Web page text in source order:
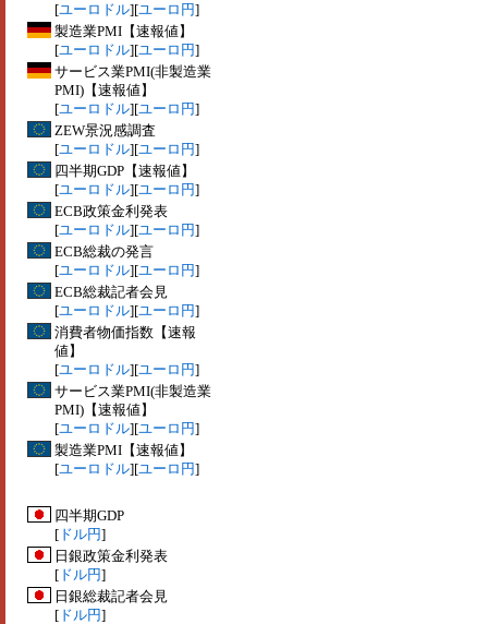
[ユーロドル][ユーロ円]
製造業PMI【速報値】
[ユーロドル][ユーロ円]
サービス業PMI(非製造業
PMI)【速報値】
[ユーロドル][ユーロ円]
ZEW景況感調査
[ユーロドル][ユーロ円]
四半期GDP【速報値】
[ユーロドル][ユーロ円]
ECB政策金利発表
[ユーロドル][ユーロ円]
ECB総裁の発言
[ユーロドル][ユーロ円]
ECB総裁記者会見
[ユーロドル][ユーロ円]
消費者物価指数【速報
値】
[ユーロドル][ユーロ円]
サービス業PMI(非製造業
PMI)【速報値】
[ユーロドル][ユーロ円]
製造業PMI【速報値】
[ユーロドル][ユーロ円]
四半期GDP
[ ドル円]
日銀政策金利発表
[ ドル円]
日銀総裁記者会見
[ ドル円]